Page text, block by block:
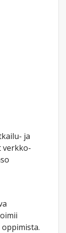
ja
verkko-